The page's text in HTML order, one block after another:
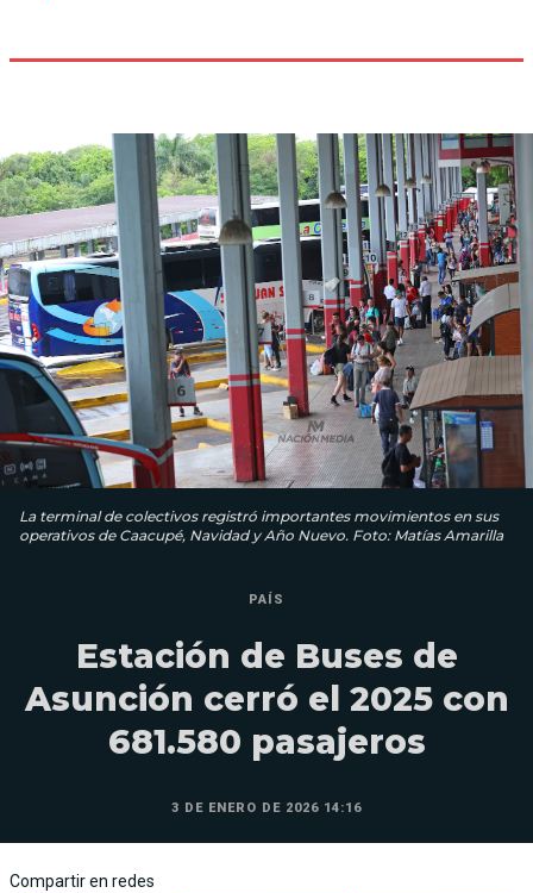
La terminal de colectivos registró importantes movimientos en sus
operativos de Caacupé, Navidad y Año Nuevo. Foto: Matías Amarilla
PAÍS
Estación de Buses de
Asunción cerró el 2025 con
681.580 pasajeros
3 DE ENERO DE 2026 14:16
Compartir en redes